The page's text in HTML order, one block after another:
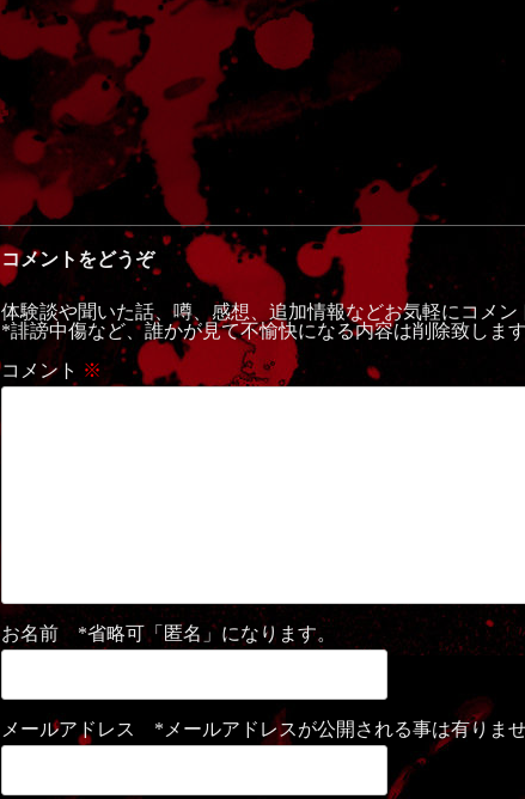
コメントをどうぞ
体験談や聞いた話、噂、感想、追加情報などお気軽にコメ
*誹謗中傷など、誰かが見て不愉快になる内容は削除致しま
コメント ※
お名前 *省略可「匿名」になります。
メールアドレス *メールアドレスが公開される事は有りま